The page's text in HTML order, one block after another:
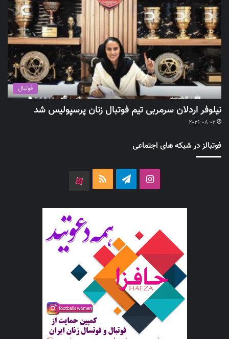
فوتبال
نیلوفر اردلان سرمربی تیم فوتبال زنان پرسپولیس شد
2026-08-02
فوتبالز در شبکه های اجتماعی
اینستاگرامتلگرام خوراک